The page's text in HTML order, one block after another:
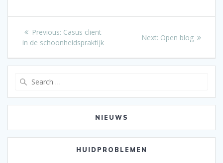
Bericht
navigatie
Previous: Previous
post:
Casus client
in de schoonheidspraktijk
Next: Next
Open blog
NIEUWS
HUIDPROBLEMEN